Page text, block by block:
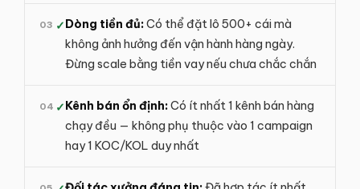
03 ✓Dòng tiền đủ:Có thể đặt lô 500+ cái mà
không ảnh hưởng đến vận hành hàng ngày.
Đừng scale bằng tiền vay nếu chưa chắc chắn
04 ✓Kênh bán ổn định:Có ít nhất 1 kênh bán hàng
chạy đều — không phụ thuộc vào 1 campaign
hay 1 KOC/KOL duy nhất